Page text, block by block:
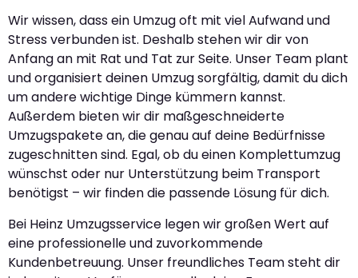
Wir wissen, dass ein Umzug oft mit viel Aufwand und
Stress verbunden ist. Deshalb stehen wir dir von
Anfang an mit Rat und Tat zur Seite. Unser Team plant
und organisiert deinen Umzug sorgfältig, damit du dich
um andere wichtige Dinge kümmern kannst.
Außerdem bieten wir dir maßgeschneiderte
Umzugspakete an, die genau auf deine Bedürfnisse
zugeschnitten sind. Egal, ob du einen Komplettumzug
wünschst oder nur Unterstützung beim Transport
benötigst – wir finden die passende Lösung für dich.
Bei Heinz Umzugsservice legen wir großen Wert auf
eine professionelle und zuvorkommende
Kundenbetreuung. Unser freundliches Team steht dir